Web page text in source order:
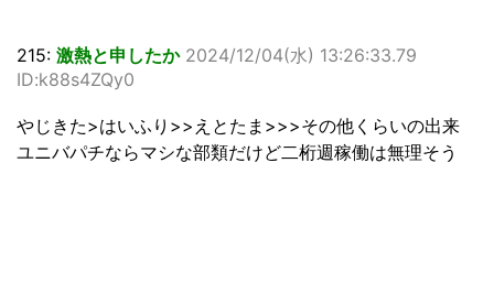
215: 激熱と申したか 2024/12/04(水) 13:26:33.79
ID:k88s4ZQy0
やじきた>はいふり>>えとたま>>>その他くらいの出来
ユニバパチならマシな部類だけど二桁週稼働は無理そう